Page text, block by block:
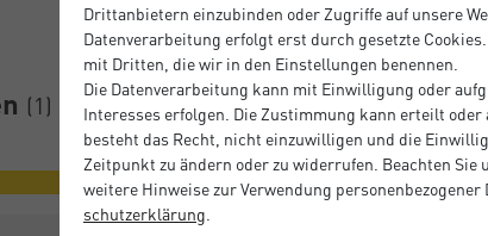
(1)
1
Drittanbietern einzubinden oder Zugriffe auf unsere
Datenverarbeitung erfolgt erst durch gesetzte
mit Dritten, die wir in den Einstellungen benennen.
Die Datenverarbeitung kann mit Einwilligung oder
Interesses erfolgen. Die Zustimmung kann erteilt oder
besteht das Recht, nicht einzuwilligen und die
Zeitpunkt zu ändern oder zu widerrufen. Beachten Sie
weitere Hinweise zur Verwendung personenbezogener
schutz­erklärung